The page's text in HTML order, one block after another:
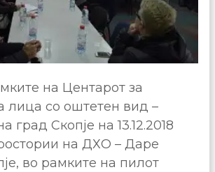
на Центарот за
лица со оштетен вид –
град Скопје на 13.12.2018
на ДХО – Даре
во рамките на пилот